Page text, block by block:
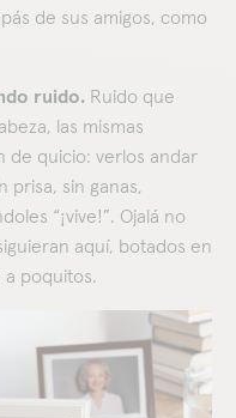
de sus amigos, como
ruido. Ruido que
las mismas
de quicio: verlos andar
prisa, sin ganas,
“¡vive!”. Ojalá no
aquí, botados en
a poquitos.